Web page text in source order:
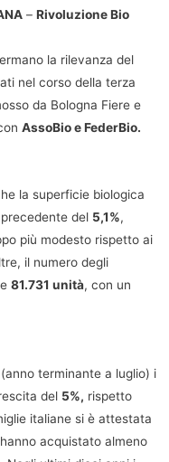
– Rivoluzione Bio
la rilevanza del
nel corso della terza
da Bologna Fiere e
AssoBio e FederBio.
la superficie biologica
del 5,1%,
più modesto rispetto ai
il numero degli
81.731 unità, con un
terminante a luglio) i
del 5%, rispetto
italiane si è attestata
acquistato almeno